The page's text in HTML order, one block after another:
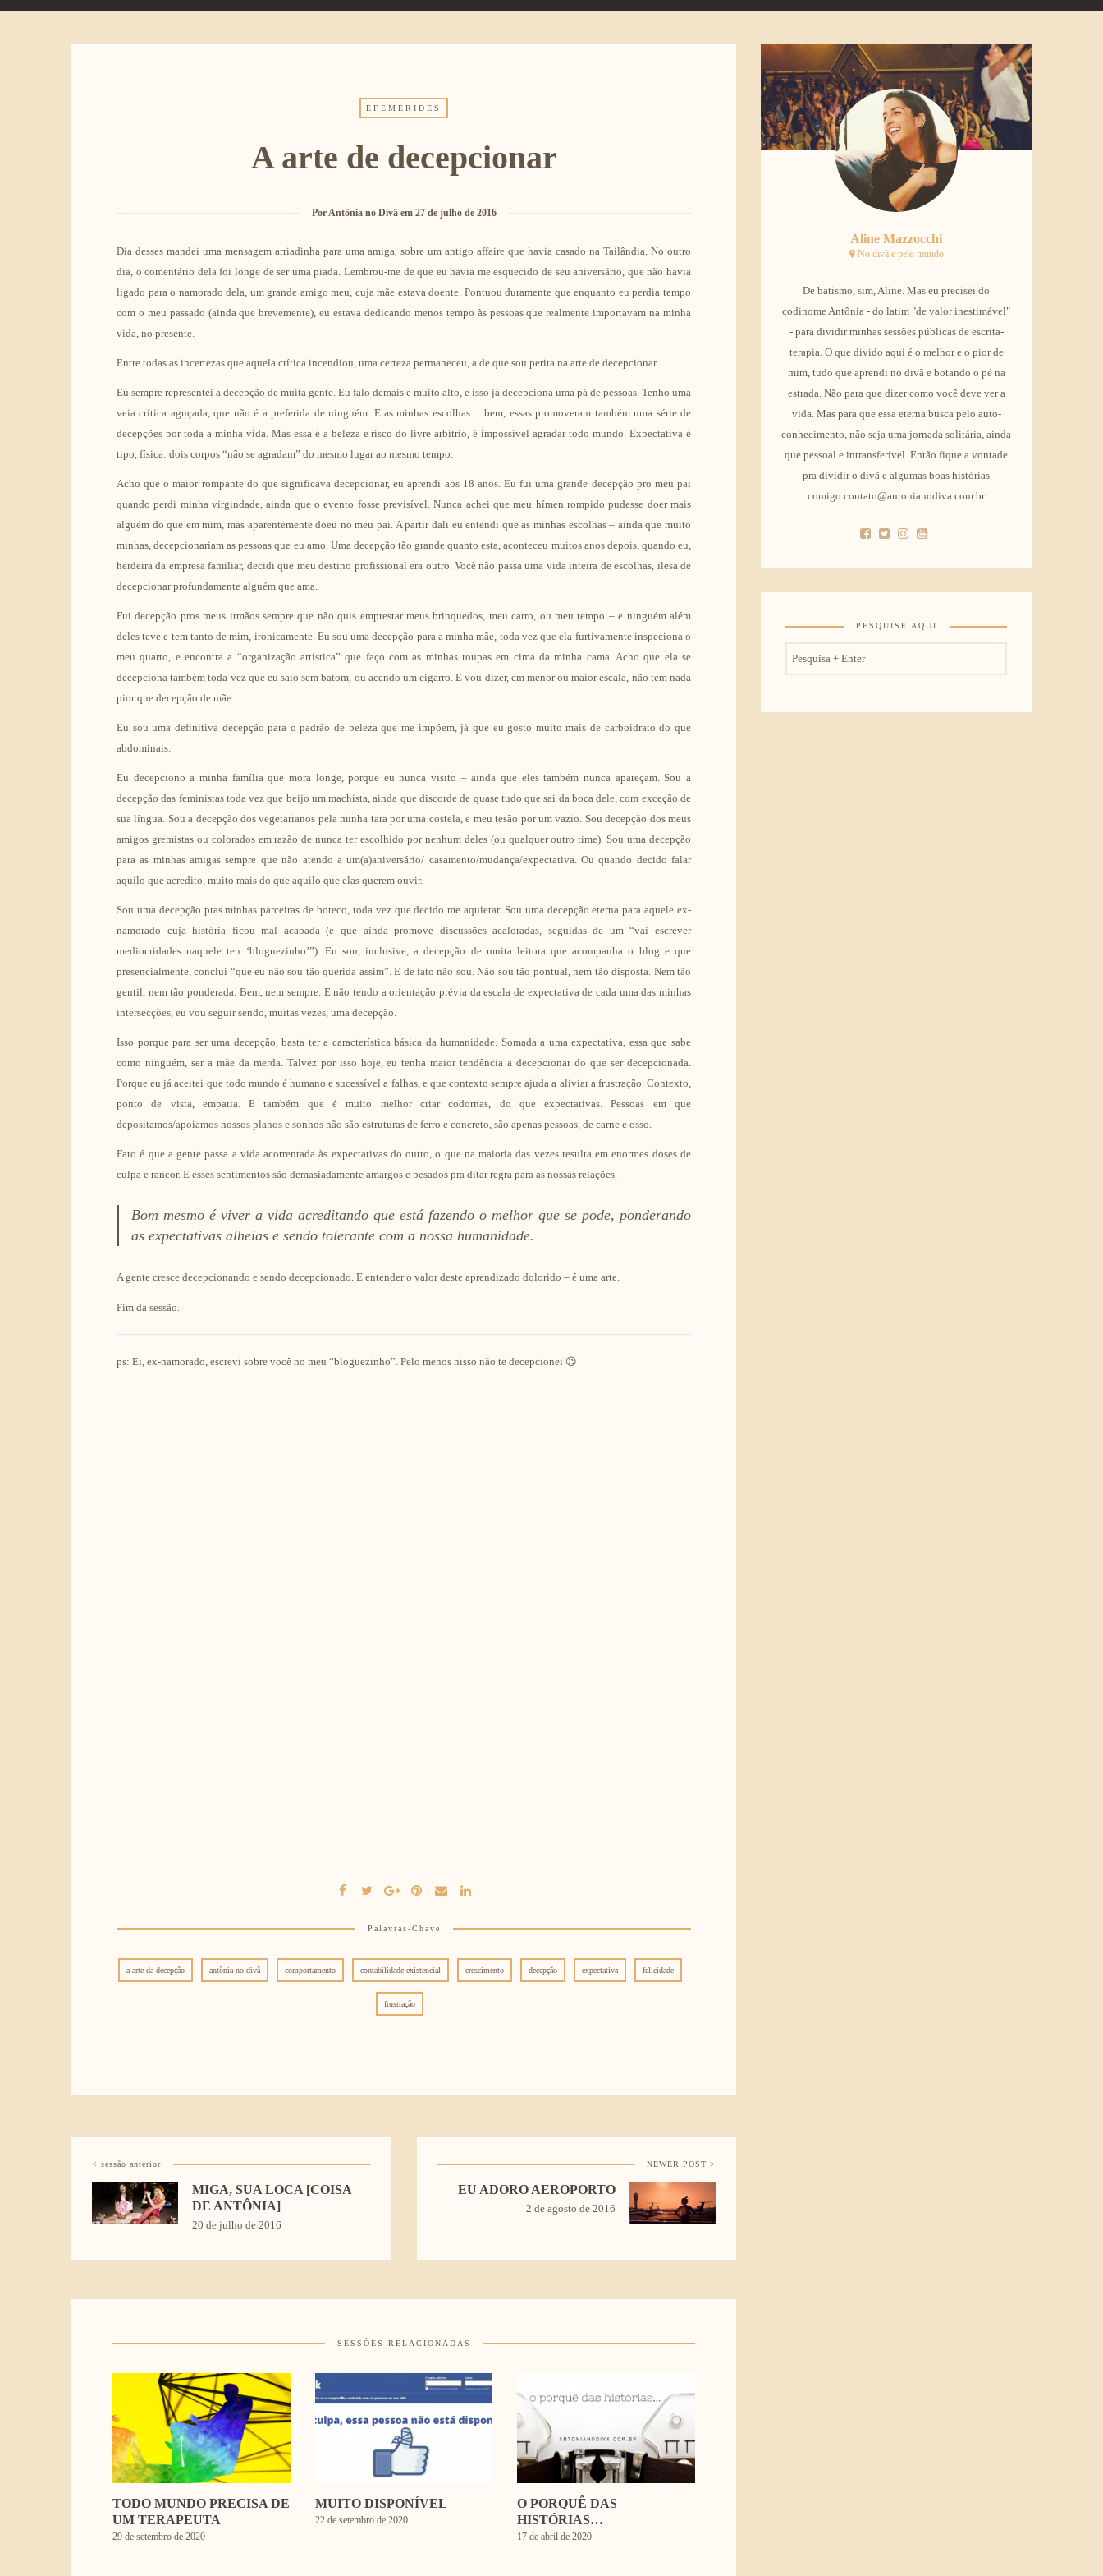
EFEMÉRIDES
A arte de decepcionar
PorAntônia no Divã em 27 de julho de 2016
Dia desses mandei uma mensagem arriadinha para uma amiga, sobre um antigo affaire que havia casado na Tailândia. No outro
dia, o comentário dela foi longe de ser uma piada. Lembrou-me de que eu havia me esquecido de seu aniversário, que não havia
ligado para o namorado dela, um grande amigo meu, cuja mãe estava doente. Pontuou duramente que enquanto eu perdia tempo
com o meu passado (ainda que brevemente), eu estava dedicando menos tempo às pessoas que realmente importavam na minha
vida, no presente.
Entre todas as incertezas que aquela crítica incendiou, uma certeza permaneceu, a de que sou perita na arte de decepcionar.
Eu sempre representei a decepção de muita gente. Eu falo demais e muito alto, e isso já decepciona uma pá de pessoas. Tenho uma
veia crítica aguçada, que não é a preferida de ninguém. E as minhas escolhas… bem, essas promoveram também uma série de
decepções por toda a minha vida. Mas essa é a beleza e risco do livre arbítrio, é impossível agradar todo mundo. Expectativa é
tipo, física: dois corpos “não se agradam” do mesmo lugar ao mesmo tempo.
Acho que o maior rompante do que significava decepcionar, eu aprendi aos 18 anos. Eu fui uma grande decepção pro meu pai
quando perdi minha virgindade, ainda que o evento fosse previsível. Nunca achei que meu hímen rompido pudesse doer mais
alguém do que em mim, mas aparentemente doeu no meu pai. A partir dali eu entendi que as minhas escolhas – ainda que muito
minhas, decepcionariam as pessoas que eu amo. Uma decepção tão grande quanto esta, aconteceu muitos anos depois, quando eu,
herdeira da empresa familiar, decidi que meu destino profissional era outro. Você não passa uma vida inteira de escolhas, ilesa de
decepcionar profundamente alguém que ama.
Fui decepção pros meus irmãos sempre que não quis emprestar meus brinquedos, meu carro, ou meu tempo – e ninguém além
deles teve e tem tanto de mim, ironicamente. Eu sou uma decepção para a minha mãe, toda vez que ela furtivamente inspeciona o
meu quarto, e encontra a “organização artística” que faço com as minhas roupas em cima da minha cama. Acho que ela se
decepciona também toda vez que eu saio sem batom, ou acendo um cigarro. E vou dizer, em menor ou maior escala, não tem nada
pior que decepção de mãe.
Eu sou uma definitiva decepção para o padrão de beleza que me impõem, já que eu gosto muito mais de carboidrato do que
abdominais.
Eu decepciono a minha família que mora longe, porque eu nunca visito – ainda que eles também nunca apareçam. Sou a
decepção das feministas toda vez que beijo um machista, ainda que discorde de quase tudo que sai da boca dele, com exceção de
sua língua. Sou a decepção dos vegetarianos pela minha tara por uma costela, e meu tesão por um vazio. Sou decepção dos meus
amigos gremistas ou colorados em razão de nunca ter escolhido por nenhum deles (ou qualquer outro time). Sou uma decepção
para as minhas amigas sempre que não atendo a um(a)aniversário/ casamento/mudança/expectativa. Ou quando decido falar
aquilo que acredito, muito mais do que aquilo que elas querem ouvir.
Sou uma decepção pras minhas parceiras de boteco, toda vez que decido me aquietar. Sou uma decepção eterna para aquele ex-
namorado cuja história ficou mal acabada (e que ainda promove discussões acaloradas, seguidas de um “vai escrever
mediocridades naquele teu ‘bloguezinho’”). Eu sou, inclusive, a decepção de muita leitora que acompanha o blog e que
presencialmente, conclui “que eu não sou tão querida assim”. E de fato não sou. Não sou tão pontual, nem tão disposta. Nem tão
gentil, nem tão ponderada. Bem, nem sempre. E não tendo a orientação prévia da escala de expectativa de cada uma das minhas
intersecções, eu vou seguir sendo, muitas vezes, uma decepção.
Isso porque para ser uma decepção, basta ter a característica básica da humanidade. Somada a uma expectativa, essa que sabe
como ninguém, ser a mãe da merda. Talvez por isso hoje, eu tenha maior tendência a decepcionar do que ser decepcionada.
Porque eu já aceitei que todo mundo é humano e sucessível a falhas, e que contexto sempre ajuda a aliviar a frustração. Contexto,
ponto de vista, empatia. E também que é muito melhor criar codornas, do que expectativas. Pessoas em que
depositamos/apoiamos nossos planos e sonhos não são estruturas de ferro e concreto, são apenas pessoas, de carne e osso.
Fato é que a gente passa a vida acorrentada às expectativas do outro, o que na maioria das vezes resulta em enormes doses de
culpa e rancor. E esses sentimentos são demasiadamente amargos e pesados pra ditar regra para as nossas relações.
Bom mesmo é viver a vida acreditando que está fazendo o melhor que se pode, ponderando
as expectativas alheias e sendo tolerante com a nossa humanidade.
A gente cresce decepcionando e sendo decepcionado. E entender o valor deste aprendizado dolorido – é uma arte.
Fim da sessão.
ps: Ei, ex-namorado, escrevi sobre você no meu “bloguezinho”. Pelo menos nisso não te decepcionei 😉
Palavras-Chave
a arte da decepção antônia no divã comportamento contabilidade existencial crescimento decepção expectativa felicidade
frustração
< sessão anterior
MIGA, SUA LOCA [COISA
DE ANTÔNIA]
20 de julho de 2016
NEWER POST >
EU ADORO AEROPORTO
2 de agosto de 2016
SESSÕES RELACIONADAS
TODO MUNDO PRECISA DE
UM TERAPEUTA
29 de setembro de 2020
MUITO DISPONÍVEL
22 de setembro de 2020
O PORQUÊ DAS
HISTÓRIAS…
17 de abril de 2020
Aline Mazzocchi
No divã e pelo mundo
De batismo, sim, Aline. Mas eu precisei do
codinome Antônia - do latim "de valor inestimável"
- para dividir minhas sessões públicas de escrita-
terapia. O que divido aqui é o melhor e o pior de
mim, tudo que aprendi no divã e botando o pé na
estrada. Não para que dizer como você deve ver a
vida. Mas para que essa eterna busca pelo auto-
conhecimento, não seja uma jornada solitária, ainda
que pessoal e intransferível. Então fique a vontade
pra dividir o divã e algumas boas histórias
comigo.contato@antonianodiva.com.br
PESQUISE AQUI